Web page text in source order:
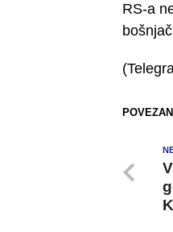
RS-a